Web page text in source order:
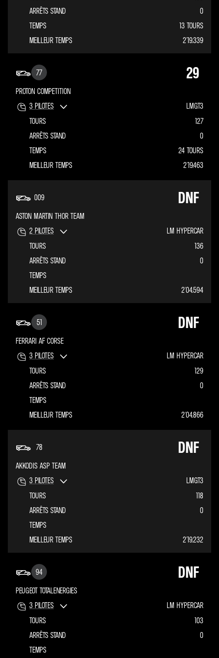
13 TOURS
0
2'19.339
ARRÊTS STAND
TEMPS
MEILLEUR TEMPS
29
77
3 PILOTES
PROTON COMPETITION
LMGT3
127
24 TOURS
0
2'19.463
TOURS
ARRÊTS STAND
TEMPS
MEILLEUR TEMPS
DNF
009
2 PILOTES
ASTON MARTIN THOR TEAM
LM HYPERCAR
136
0
2'04.594
TOURS
ARRÊTS STAND
TEMPS
MEILLEUR TEMPS
DNF
51
3 PILOTES
FERRARI AF CORSE
LM HYPERCAR
129
0
2'04.866
TOURS
ARRÊTS STAND
TEMPS
MEILLEUR TEMPS
DNF
78
3 PILOTES
AKKODIS ASP TEAM
LMGT3
118
0
2'19.232
TOURS
ARRÊTS STAND
TEMPS
MEILLEUR TEMPS
DNF
94
3 PILOTES
PEUGEOT TOTALENERGIES
LM HYPERCAR
103
0
TOURS
ARRÊTS STAND
TEMPS